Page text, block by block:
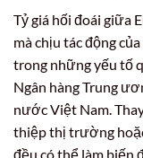
Tỷ giá hối đoái giữa
mà chịu tác động
trong những yếu tố
Ngân hàng Trung
nước Việt Nam.
thiệp thị trường
đều có thể làm biến